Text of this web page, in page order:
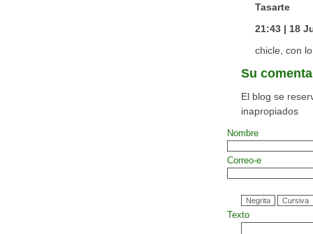
Tasarte
21:43 | 18
chicle, con
Su
El blog se
inapropiados
Nombre
Correo-e
Texto